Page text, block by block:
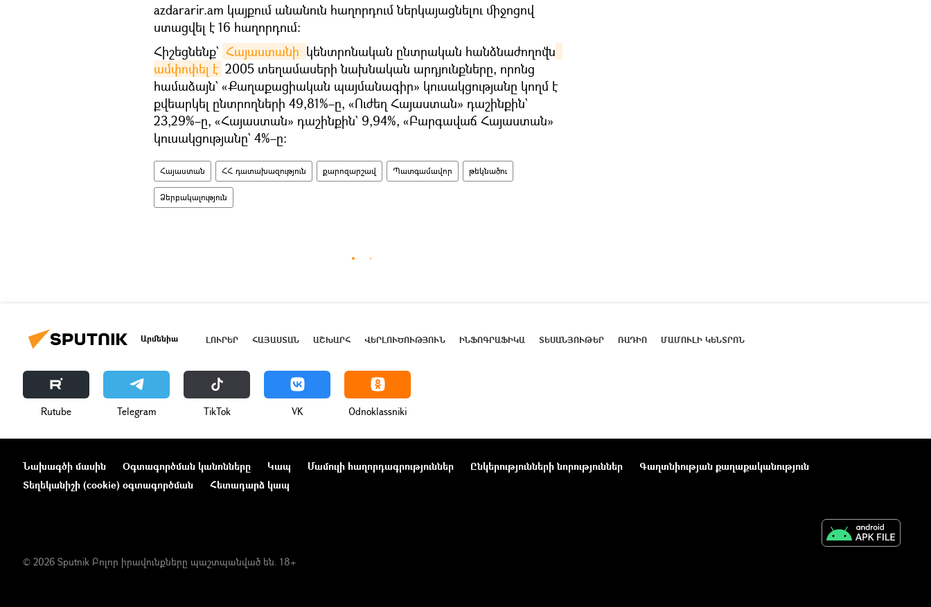
azdararir.am կայքում անանուն հաղորդում ներկայացնելու միջոցով
ստացվել է 16 հաղորդում:
Հիշեցնենք` Հայաստանի կենտրոնական ընտրական հանձնաժողովն
ամփոփել է 2005 տեղամասերի նախնական արդյունքները, որոնց
համաձայն` «Քաղաքացիական պայմանագիր» կուսակցությանը կողմ է
քվեարկել ընտրողների 49,81%–ը, «Ուժեղ Հայաստան» դաշինքին`
23,29%–ը, «Հայաստան» դաշինքին` 9,94%, «Բարգավաճ Հայաստան»
կուսակցությանը` 4%–ը։
Հայաստան ՀՀ դատախազություն քարոզարշավ Պատգամավոր թեկնածու
Ձերբակալություն
Արմենիա ԼՈՒՐԵՐ ՀԱՅԱՍՏԱՆ ԱՇԽԱՐՀ ՎԵՐԼՈՒԾՈՒԹՅՈՒՆ ԻՆՖՈԳՐԱՖԻԿԱ ՏԵՍԱՆՅՈՒԹԵՐ ՌԱԴԻՈ ՄԱՄՈՒԼԻ ԿԵՆՏՐՈՆ
Rutube Telegram ТikТоk VK Odnoklassniki
Նախագծի մասին Օգտագործման կանոնները Կապ Մամուլի հաղորդագրություններ Ընկերությունների նորություններ
Գաղտնիության քաղաքականություն
Տեղեկանիշի (cookie) օգտագործման
Հետադարձ կապ
© 2026 Sputnik Բոլոր իրավունքները պաշտպանված են. 18+